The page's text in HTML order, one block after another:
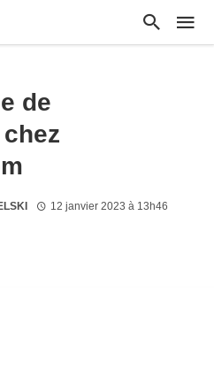
de
12 janvier 2023 à 13h46